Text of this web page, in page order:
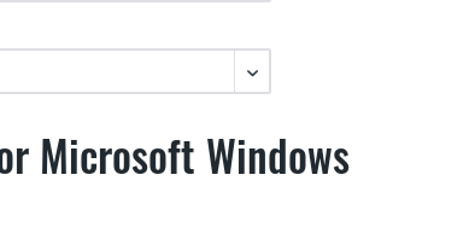
Microsoft Windows